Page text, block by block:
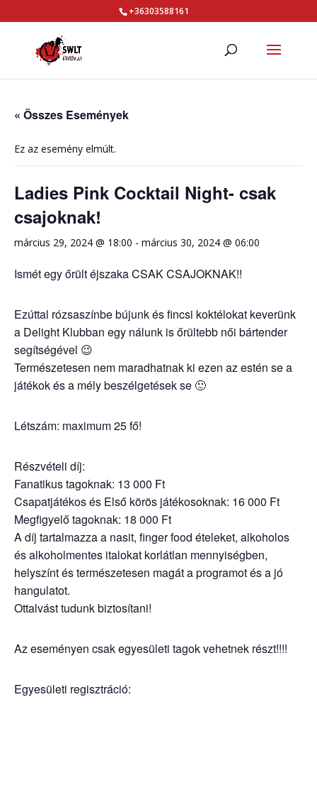
+36303588161
« Összes Események
Ez az esemény elmúlt.
Ladies Pink Cocktail Night- csak
csajoknak!
március 29, 2024 @ 18:00 - március 30, 2024 @ 06:00
Ismét egy őrült éjszaka CSAK CSAJOKNAK!!
Ezúttal rózsaszínbe bújunk és fincsi koktélokat keverünk
a Delight Klubban egy nálunk is őrültebb női bártender
segítségével 😉
Természetesen nem maradhatnak ki ezen az estén se a
játékok és a mély beszélgetések se 🙂
Létszám: maximum 25 fő!
Részvételi díj:
Fanatikus tagoknak: 13 000 Ft
Csapatjátékos és Első körös játékosoknak: 16 000 Ft
Megfigyelő tagoknak: 18 000 Ft
A díj tartalmazza a nasit, finger food ételeket, alkoholos
és alkoholmentes italokat korlátlan mennyiségben,
helyszínt és természetesen magát a programot és a jó
hangulatot.
Ottalvást tudunk biztosítani!
Az eseményen csak egyesületi tagok vehetnek részt!!!!
Egyesületi regisztráció: